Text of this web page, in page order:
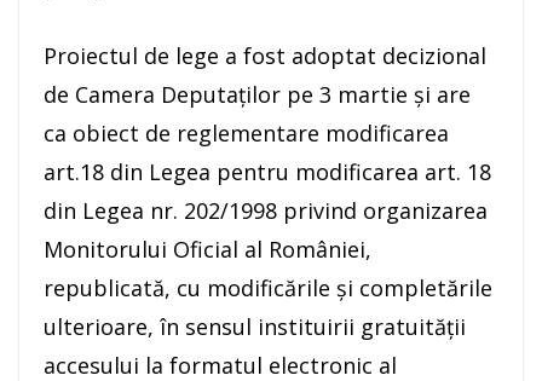
Proiectul de lege a fost adoptat decizional
de Camera Deputaţilor pe 3 martie şi are
ca obiect de reglementare modificarea
art.18 din Legea pentru modificarea art. 18
din Legea nr. 202/1998 privind organizarea
Monitorului Oficial al României,
republicată, cu modificările şi completările
ulterioare, în sensul instituirii gratuităţii
accesului la formatul electronic al